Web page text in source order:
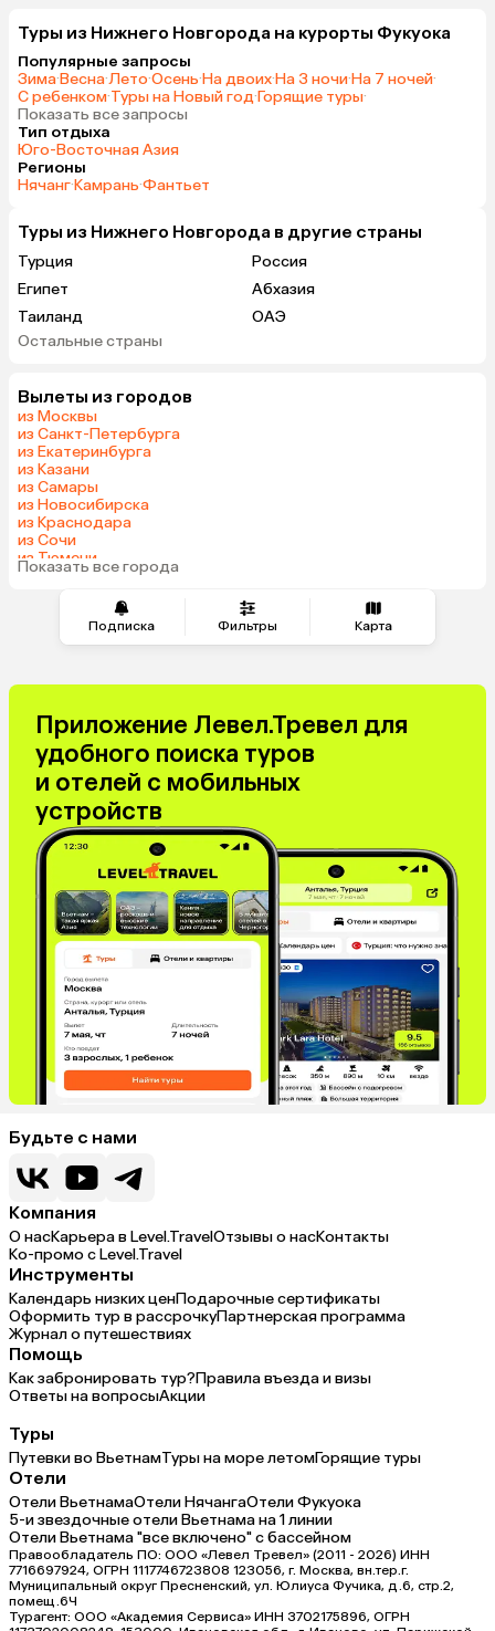
Подписка Фильтры Карта
Туры из Нижнего Новгорода на курорты Фукуока
Популярные запросы
Зима·Весна·Лето·Осень·На двоих·На 3 ночи·На 7 ночей·
С ребенком·Туры на Новый год·Горящие туры·
Показать все запросы
Тип отдыха
Юго-Восточная Азия
Регионы
Нячанг·Камрань·Фантьет
Туры из Нижнего Новгорода в другие страны
Турция
Россия
Египет
Абхазия
Таиланд
ОАЭ
Вьетнам
Армения
Казахстан
Узбекистан
Катар
Гонконг
Таджикистан
Остальные страны
Вылеты из городов
из Москвы
из Санкт-Петербурга
из Екатеринбурга
из Казани
из Самары
из Новосибирска
из Краснодара
из Сочи
из Тюмени
из Челябинска
Показать все города
Приложение Левел.Тревел для
удобного поиска туров
и отелей с мобильных
устройств
Будьте с нами
Компания
О насКарьера в Level.TravelОтзывы о насКонтакты
Ко-промо с Level.Travel
Инструменты
Календарь низких ценПодарочные сертификаты
Оформить тур в рассрочкуПартнерская программа
Журнал о путешествиях
Помощь
Как забронировать тур?Правила въезда и визы
Ответы на вопросыАкции
Туры
Путевки во ВьетнамТуры на море летомГорящие туры
Отели
Отели ВьетнамаОтели НячангаОтели Фукуока
5-и звездочные отели Вьетнама на 1 линии
Отели Вьетнама "все включено" с бассейном
Правообладатель ПО: ООО «Левел Тревел» (2011 - 2026) ИНН
7716697924, ОГРН 1117746723808 123056, г. Москва, вн.тер.г.
Муниципальный округ Пресненский, ул. Юлиуса Фучика, д.6, стр.2,
помещ.6Ч
Турагент: ООО «Академия Сервиса» ИНН 3702175896, ОГРН